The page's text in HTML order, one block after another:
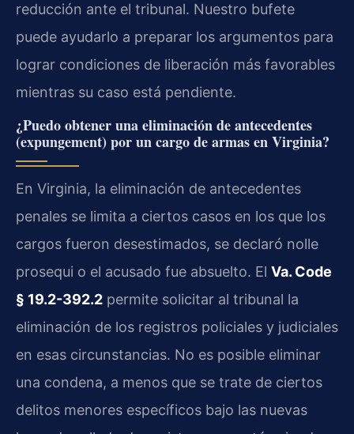
reducción ante el tribunal. Nuestro bufete
puede ayudarlo a preparar los argumentos para
lograr condiciones de liberación más favorables
mientras su caso está pendiente.
¿Puedo obtener una eliminación de antecedentes
(expungement) por un cargo de armas en Virginia?
En Virginia, la eliminación de antecedentes
penales se limita a ciertos casos en los que los
cargos fueron desestimados, se declaró nolle
prosequi o el acusado fue absuelto. El Va. Code
§ 19.2-392.2 permite solicitar al tribunal la
eliminación de los registros policiales y judiciales
en esas circunstancias. No es posible eliminar
una condena, a menos que se trate de ciertos
delitos menores específicos bajo las nuevas